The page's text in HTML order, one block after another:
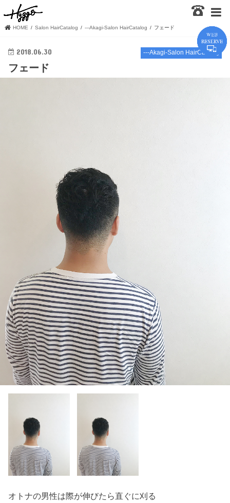
HOME Salon HairCatalog ---Akagi-Salon HairCatalog フェード
---Akagi-Salon HairCatalog
2018.06.30
フェード
オトナの男性は際が伸びたら直ぐに刈る